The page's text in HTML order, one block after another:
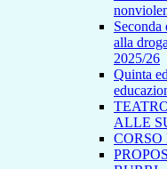
alla
2025/26
Quinta
ALLE